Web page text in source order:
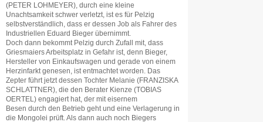
(PETER LOHMEYER), durch eine kleine
Unachtsamkeit schwer verletzt, ist es für Pelzig
selbstverständlich, dass er dessen Job als Fahrer des
Industriellen Eduard Bieger übernimmt.
Doch dann bekommt Pelzig durch Zufall mit, dass
Griesmaiers Arbeitsplatz in Gefahr ist, denn Bieger,
Hersteller von Einkaufswagen und gerade von einem
Herzinfarkt genesen, ist entmachtet worden. Das
Zepter führt jetzt dessen Tochter Melanie (FRANZISKA
SCHLATTNER), die den Berater Kienze (TOBIAS
OERTEL) engagiert hat, der mit eisernem
Besen durch den Betrieb geht und eine Verlagerung in
die Mongolei prüft. Als dann auch noch Biegers